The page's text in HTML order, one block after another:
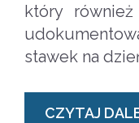
który
stawek na
CZYTAJ